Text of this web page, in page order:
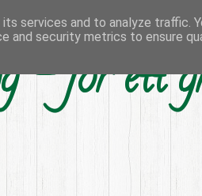
- för ett
services and to analyze traffic.
and security metrics to ensure